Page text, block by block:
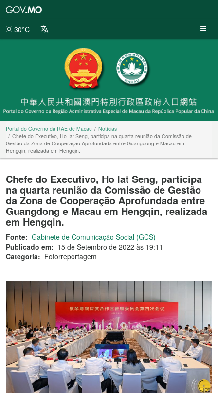
da
30°C
Portal do Governo da RAE de Macau
Notícias
Chefe do Executivo, Ho Iat Seng, participa na quarta reunião da Comissão de
Gestão da Zona de Cooperação Aprofundada entre Guangdong e Macau em
Hengqin, realizada em Hengqin.
Chefe do Executivo, Ho Iat Seng, participa
na quarta reunião da Comissão de Gestão
da Zona de Cooperação Aprofundada entre
Guangdong e Macau em Hengqin, realizada
em Hengqin.
Fonte: Gabinete de Comunicação Social (GCS)
Publicado em: 15 de Setembro de 2022 às 19:11
Categoria: Fotorreportagem